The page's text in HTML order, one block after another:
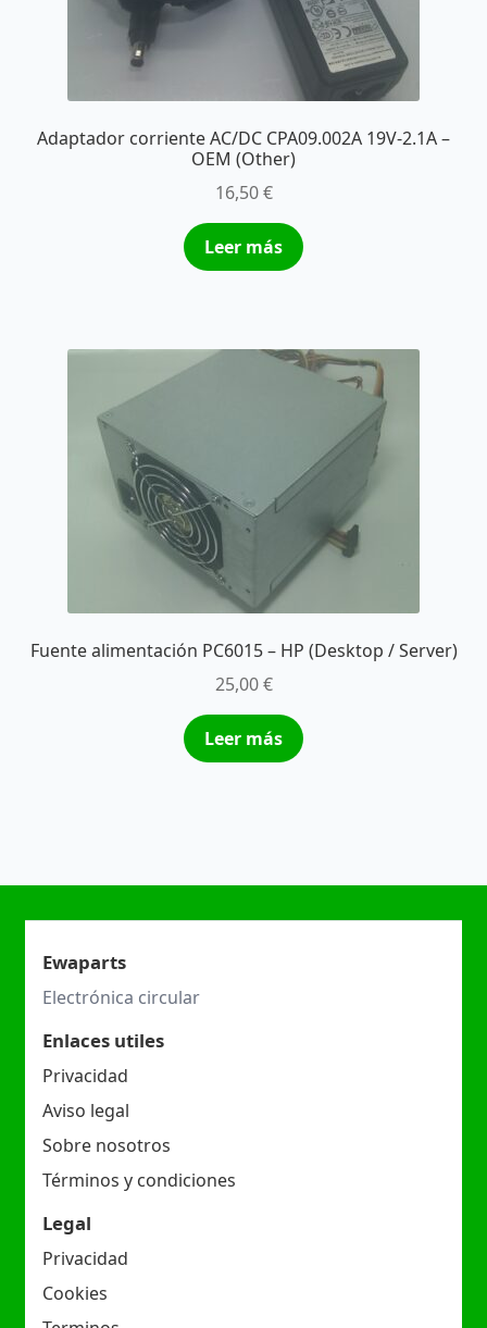
Adaptador corriente AC/DC CPA09.002A 19V-2.1A –
OEM (Other)
16,50€
Leer más
Fuente alimentación PC6015 – HP (Desktop / Server)
25,00€
Leer más
Ewaparts
Electrónica circular
Enlaces utiles
Privacidad
Aviso legal
Sobre nosotros
Términos y condiciones
Legal
Privacidad
Cookies